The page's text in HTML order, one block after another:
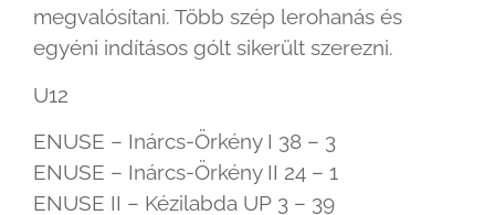
megvalósítani. Több szép lerohanás és
egyéni indításos gólt sikerült szerezni.
U12
ENUSE – Inárcs-Örkény I 38 – 3
ENUSE – Inárcs-Örkény II 24 – 1
ENUSE II – Kézilabda UP 3 – 39